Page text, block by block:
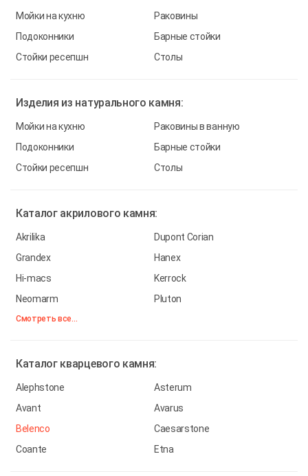
Мойки на кухню
Раковины
Подоконники
Барные стойки
Стойки ресепшн
Столы
Изделия из натурального камня:
Мойки на кухню
Раковины в ванную
Подоконники
Барные стойки
Стойки ресепшн
Столы
Каталог акрилового камня:
Akrilika
Dupont Corian
Grandex
Hanex
Hi-macs
Kerrock
Neomarm
Pluton
Смотреть все...
Каталог кварцевого камня:
Alephstone
Asterum
Avant
Avarus
Belenco
Caesarstone
Coante
Etna